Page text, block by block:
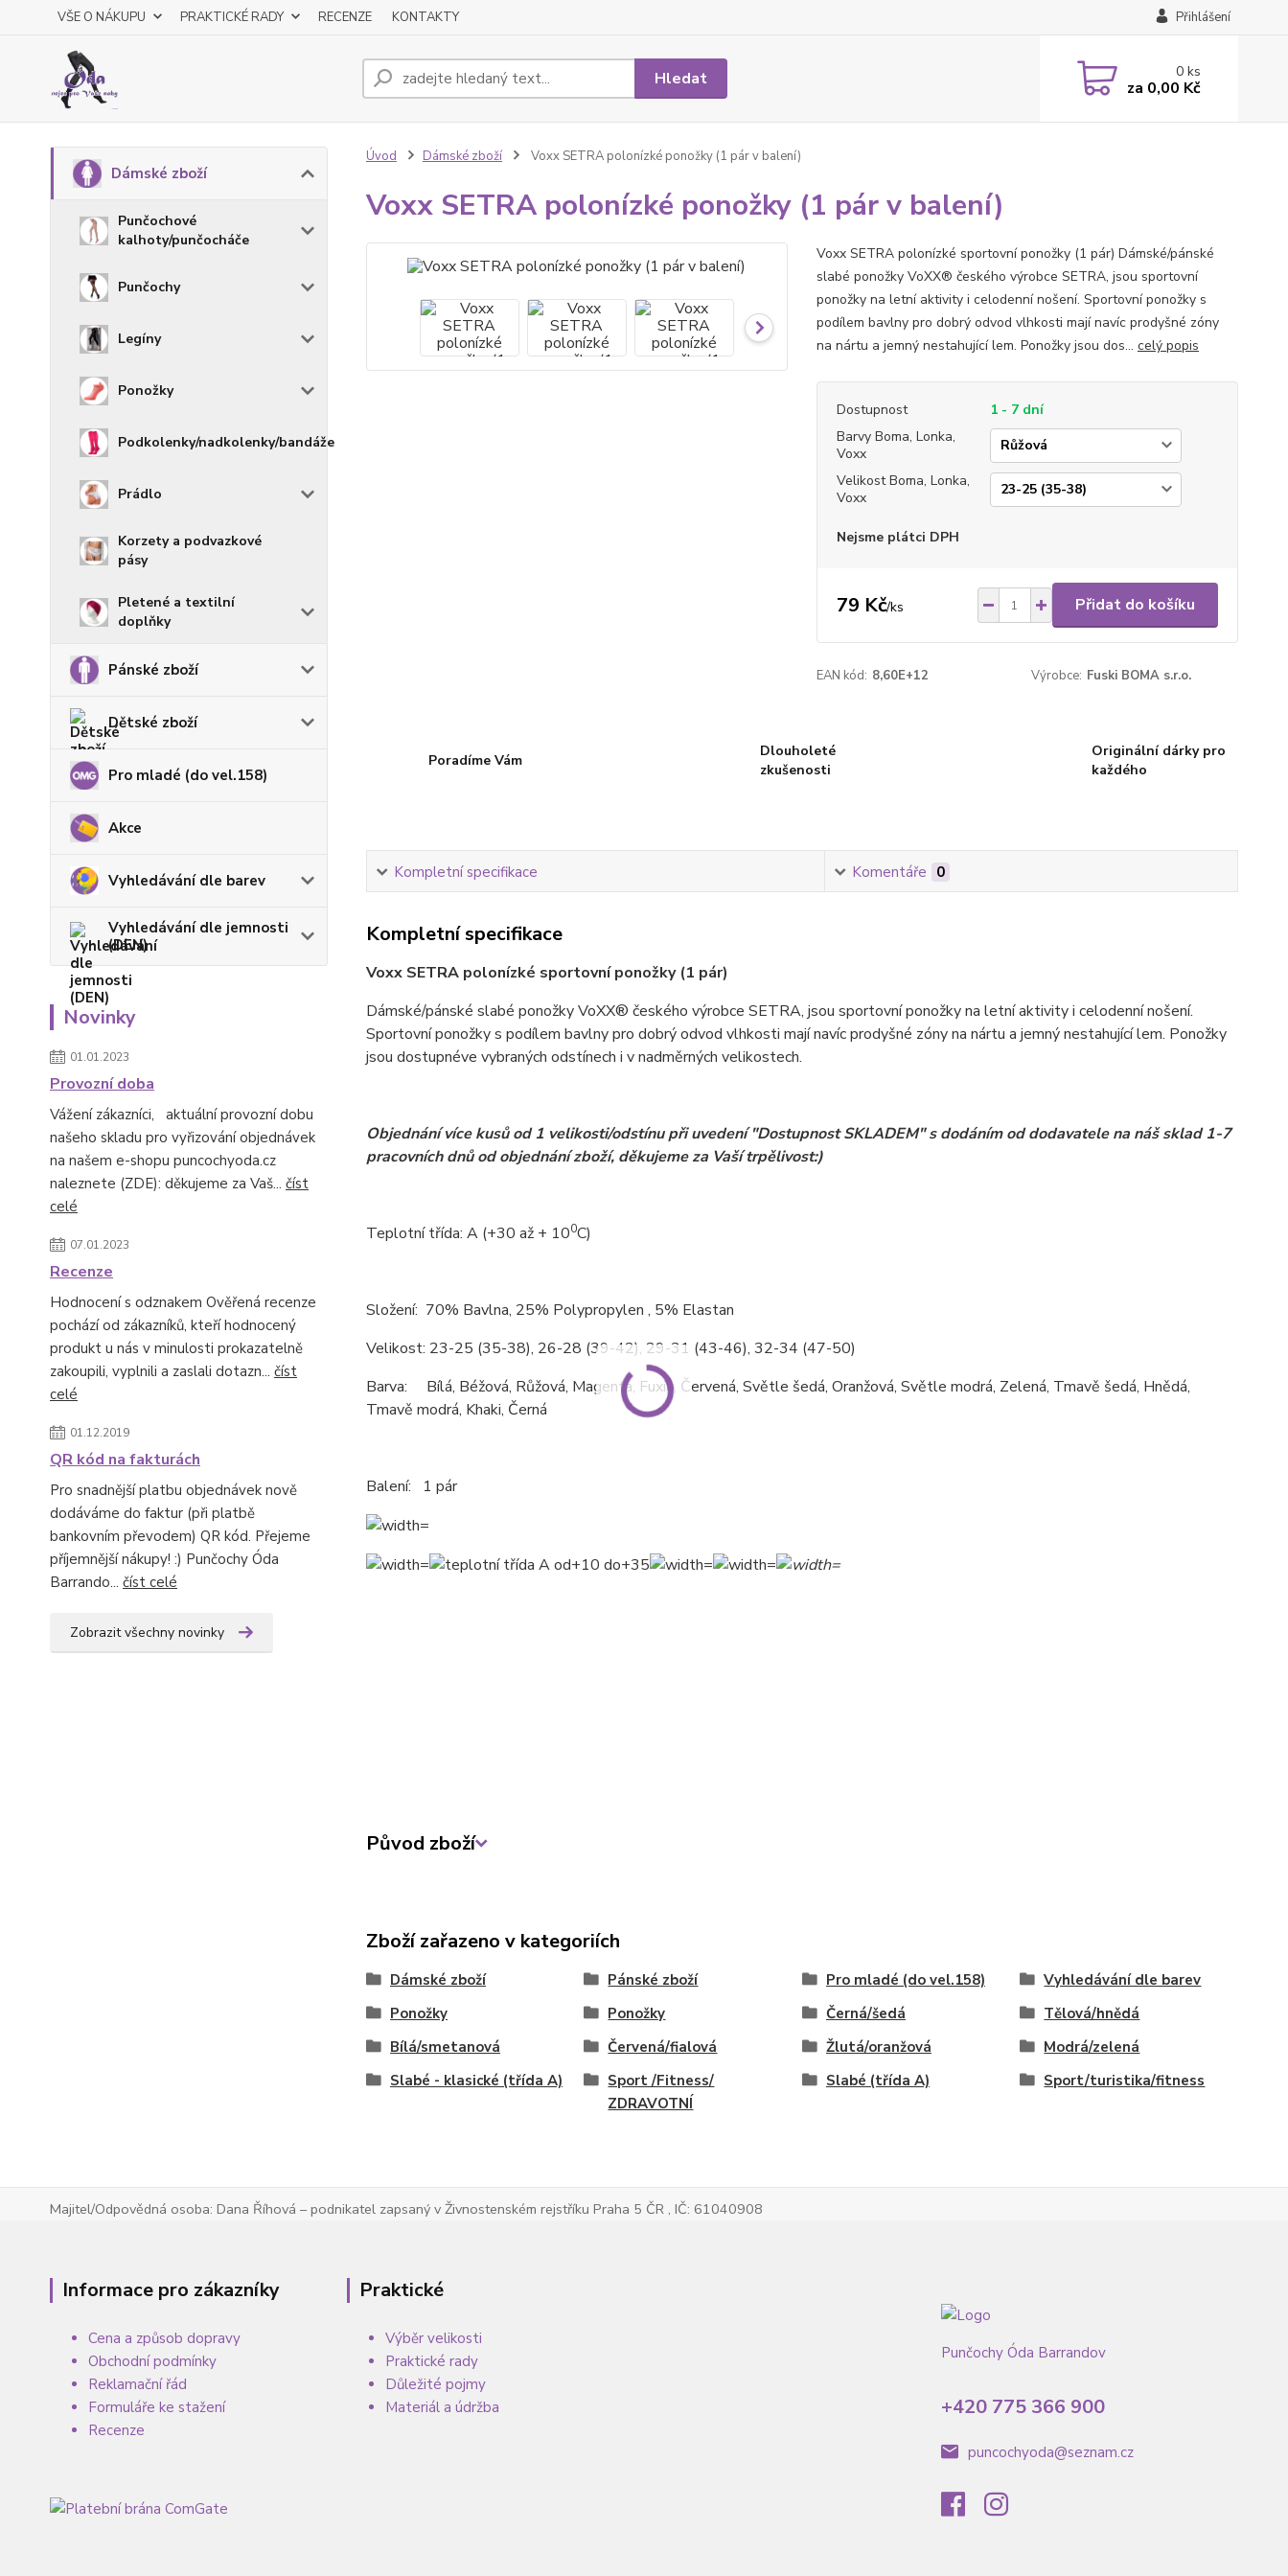
VŠE O NÁKUPU PRAKTICKÉ RADY RECENZE KONTAKTY Přihlášení
Hledat 0ks
za 0,00 Kč
Dámské zboží
Punčochové
kalhoty/punčocháče
Punčochy
Legíny
Ponožky
Podkolenky/nadkolenky/bandáže
Prádlo
Korzety a podvazkové
pásy
Pletené a textilní
doplňky
Pánské zboží
Dětské zboží
Pro mladé (do vel.158)
Akce
Vyhledávání dle barev
Vyhledávání dle jemnosti
(DEN)
Novinky
01.01.2023
Provozní doba
Vážení zákazníci, aktuální provozní dobu
našeho skladu pro vyřizování objednávek
na našem e-shopu puncochyoda.cz
naleznete (ZDE): děkujeme za Vaš... číst
celé
07.01.2023
Recenze
Hodnocení s odznakem Ověřená recenze
pochází od zákazníků, kteří hodnocený
produkt u nás v minulosti prokazatelně
zakoupili, vyplnili a zaslali dotazn... číst
celé
01.12.2019
QR kód na fakturách
Pro snadnější platbu objednávek nově
dodáváme do faktur (při platbě
bankovním převodem) QR kód. Přejeme
příjemnější nákupy! :) Punčochy Óda
Barrando... číst celé
Zobrazit všechny novinky
Úvod Dámské zboží Voxx SETRA polonízké ponožky (1 pár v balení)
Voxx SETRA polonízké ponožky (1 pár v balení)
Voxx SETRA polonízké sportovní ponožky (1 pár) Dámské/pánské
slabé ponožky VoXX® českého výrobce SETRA, jsou sportovní
ponožky na letní aktivity i celodenní nošení. Sportovní ponožky s
podílem bavlny pro dobrý odvod vlhkosti mají navíc prodyšné zóny
na nártu a jemný nestahující lem. Ponožky jsou dos... celý popis
Dostupnost
1 - 7 dní
Barvy Boma, Lonka,
Voxx
Velikost Boma, Lonka,
Voxx
Nejsme plátci DPH
79 Kč/ks Přidat do košíku
EAN kód: 8,60E+12 Výrobce: Fuski BOMA s.r.o.
Poradíme Vám
Dlouholeté
zkušenosti
Originální dárky pro
každého
Kompletní specifikace Komentáře 0
Kompletní specifikace
Voxx SETRA polonízké sportovní ponožky (1 pár)
Dámské/pánské slabé ponožky VoXX® českého výrobce SETRA, jsou sportovní ponožky na letní aktivity i celodenní nošení.
Sportovní ponožky s podílem bavlny pro dobrý odvod vlhkosti mají navíc prodyšné zóny na nártu a jemný nestahující lem. Ponožky
jsou dostupnéve vybraných odstínech i v nadměrných velikostech.
Objednání více kusů od 1 velikosti/odstínu při uvedení "Dostupnost SKLADEM" s dodáním od dodavatele na náš sklad 1-7
pracovních dnů od objednání zboží, děkujeme za Vaší trpělivost:)
Teplotní třída: A (+30 až + 100C)
Složení: 70% Bavlna, 25% Polypropylen , 5% Elastan
Velikost: 23-25 (35-38), 26-28 (39-42), 29-31 (43-46), 32-34 (47-50)
Barva: Bílá, Béžová, Růžová, Magenta, Fuxia, Červená, Světle šedá, Oranžová, Světle modrá, Zelená, Tmavě šedá, Hnědá,
Tmavě modrá, Khaki, Černá
Balení: 1 pár
Původ zboží
Zboží zařazeno v kategoriích
Dámské zboží Pánské zboží Pro mladé (do vel.158)
Vyhledávání dle barev
Ponožky
Ponožky Černá/šedá
Tělová/hnědá
Bílá/smetanová
Červená/fialová Žlutá/oranžová
Modrá/zelená
Slabé - klasické (třída A)
Sport /Fitness/
ZDRAVOTNÍ
Slabé (třída A) Sport/turistika/fitness
Majitel/Odpovědná osoba: Dana Říhová – podnikatel zapsaný v Živnostenském rejstříku Praha 5 ČR , IČ: 61040908
Informace pro zákazníky
Cena a způsob dopravy
Obchodní podmínky
Reklamační řád
Formuláře ke stažení
Recenze
Praktické
Výběr velikosti
Praktické rady
Důležité pojmy
Materiál a údržba
Punčochy Óda Barrandov
+420 775 366 900
puncochyoda@seznam.cz